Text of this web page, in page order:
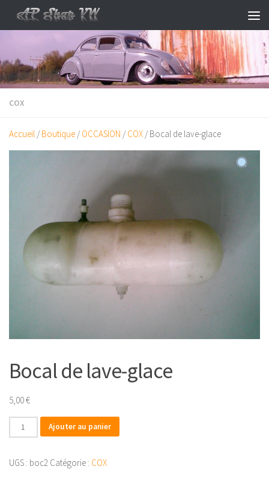
Skip to content
COX
Accueil / Boutique / OCCASION / COX / Bocal de lave-glace
Bocal de lave-glace
5,00€
quantité
de
de
Ajouter au panier
UGS : boc2 Catégorie : COX